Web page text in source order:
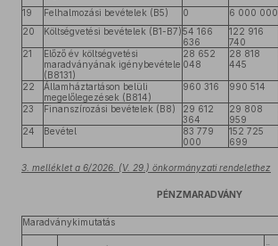
19
Felhalmozási bevételek (B5) 0 6 000 000
20
Költségvetési bevételek (B1-B7)54 166
636
122 916
740
21
Előző év költségvetési
maradványának igénybevétele
(B8131)
28 652
048
28 818
445
22
Államháztartáson belüli
megelőlegezések (B814)
960 316 990 514
23 Finanszírozási bevételek (B8)
29 612
364
29 808
959
24 Bevétel
83 779
000
152 725
699
3. melléklet a 6/2026. (V. 29.) önkormányzati rendelethez
PÉNZMARADVÁNY
Maradványkimutatás